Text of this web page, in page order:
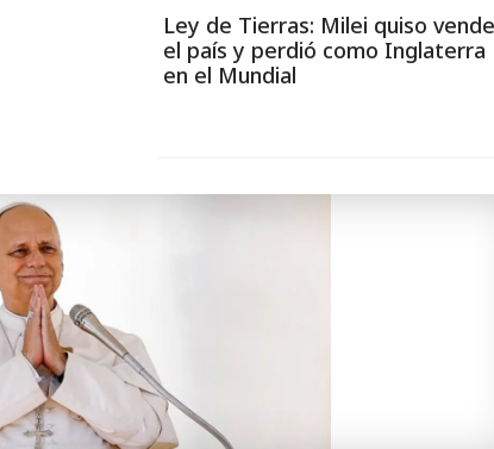
Ley de Tierras: Milei quiso
el país y perdió como Inglaterra
en el Mundial